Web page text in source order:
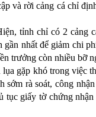
và rời cảng cá chỉ
tỉnh chỉ có 2 cảng
nhất để giảm chi
trưởng còn nhiều bỡ
gặp khó trong việc
rà soát, công
tục giấy tờ chứng